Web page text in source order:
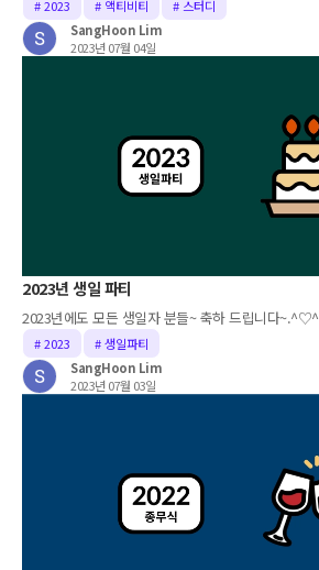
# 2023 # 액티비티
# 스터디
SangHoon Lim
2023년 07월 04일
2023년 생일 파티
2023년에도 모든 생일자 분들~ 축하 드립니다~.^♡^
# 2023
# 생일파티
SangHoon Lim
2023년 07월 03일